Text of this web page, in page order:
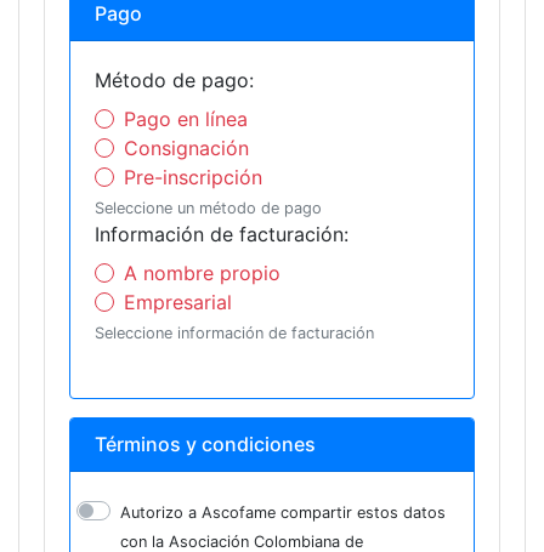
Pago
Método de pago:
Pago en línea
Consignación
Pre-inscripción
Seleccione un método de pago
Información de facturación:
A nombre propio
Empresarial
Seleccione información de facturación
Términos y condiciones
Autorizo a Ascofame compartir estos datos
con la Asociación Colombiana de